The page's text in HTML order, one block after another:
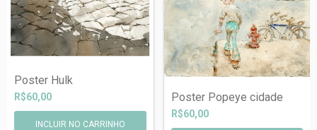
Poster Hulk
R$60,00
INCLUIR NO CARRINHO
Poster Popeye cidade
R$60,00